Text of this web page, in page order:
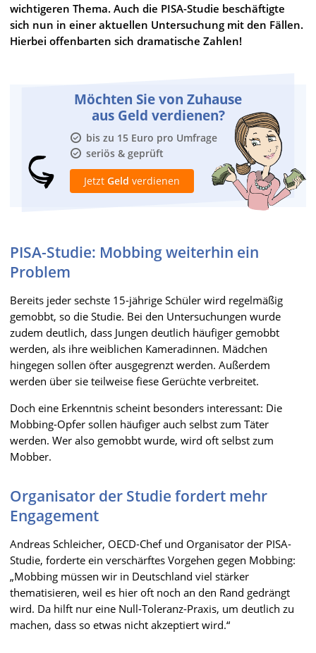
wichtigeren Thema. Auch die PISA-Studie beschäftigte
sich nun in einer aktuellen Untersuchung mit den Fällen.
Hierbei offenbarten sich dramatische Zahlen!
Möchten Sie von Zuhause
aus Geld verdienen?
bis zu 15 Euro pro Umfrage
seriös & geprüft
Jetzt Geld verdienen
PISA-Studie: Mobbing weiterhin ein
Problem
Bereits jeder sechste 15-jährige Schüler wird regelmäßig
gemobbt, so die Studie. Bei den Untersuchungen wurde
zudem deutlich, dass Jungen deutlich häufiger gemobbt
werden, als ihre weiblichen Kameradinnen. Mädchen
hingegen sollen öfter ausgegrenzt werden. Außerdem
werden über sie teilweise fiese Gerüchte verbreitet.
Doch eine Erkenntnis scheint besonders interessant: Die
Mobbing-Opfer sollen häufiger auch selbst zum Täter
werden. Wer also gemobbt wurde, wird oft selbst zum
Mobber.
Organisator der Studie fordert mehr
Engagement
Andreas Schleicher, OECD-Chef und Organisator der PISA-
Studie, forderte ein verschärftes Vorgehen gegen Mobbing:
„Mobbing müssen wir in Deutschland viel stärker
thematisieren, weil es hier oft noch an den Rand gedrängt
wird. Da hilft nur eine Null-Toleranz-Praxis, um deutlich zu
machen, dass so etwas nicht akzeptiert wird.“